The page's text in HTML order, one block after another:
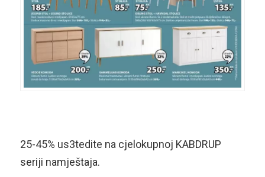
25-45% us3tedite na cjelokupnoj KABDRUP
seriji namještaja.